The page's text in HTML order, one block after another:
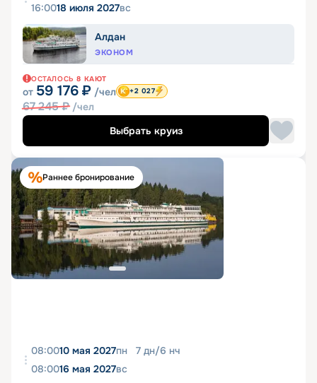
16:0018 июля 2027вс
Алдан
ЭКОНОМ
ОСТАЛОСЬ 8 КАЮТ
от 59 176 ₽ /чел
67 245₽ /чел
+2 027
Выбрать круиз
Раннее бронирование
08:0010 мая 2027пн 7 дн/6 нч
08:0016 мая 2027вс